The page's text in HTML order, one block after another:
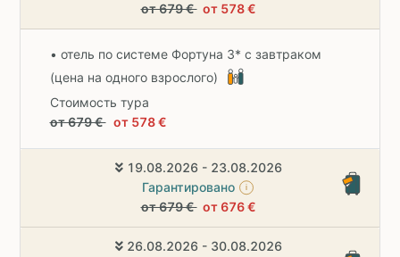
от 679 €от 578 €
• отель по системе Фортуна 3* с завтраком
(цена на одного взрослого)
Стоимость тура
от 679 € от 578 €
19.08.2026 - 23.08.2026
Гарантировано
i
от 679 €от 676 €
26.08.2026 - 30.08.2026